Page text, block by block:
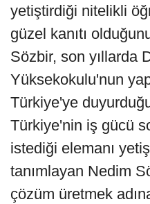
yetiştirdiği nitelikli
güzel kanıtı
Sözbir, son yıllarda
Yüksekokulu'nun
Türkiye'ye
Türkiye'nin iş gücü
istediği elemanı
tanımlayan Nedim
çözüm üretmek